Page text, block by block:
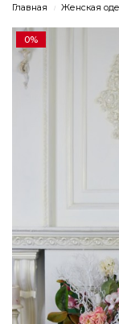
Главная Женская
0%